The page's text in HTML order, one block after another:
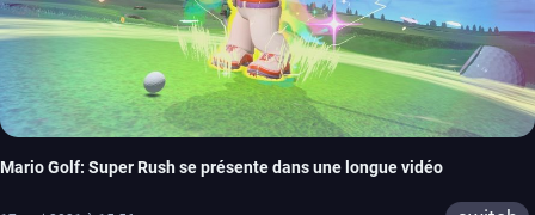
Mario Golf: Super Rush se présente dans une longue vidéo